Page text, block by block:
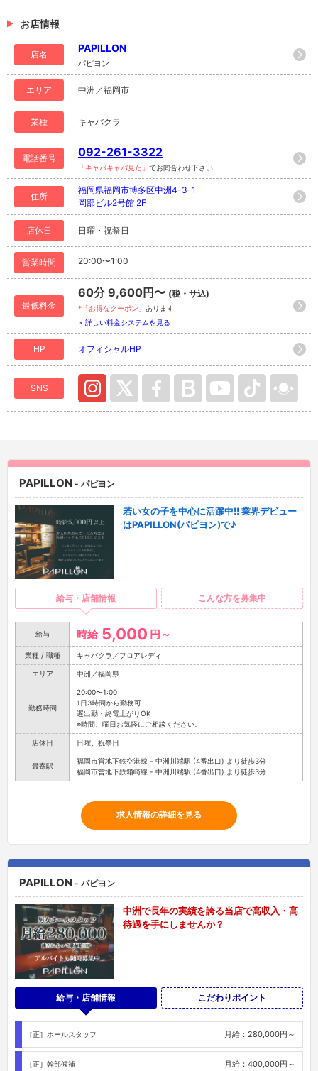
お店情報
店名
PAPILLON
パピヨン
エリア 中洲／福岡市
業種 キャバクラ
電話番号 092-261-3322
「キャバキャバ見た」 でお問合わせ下さい
住所
福岡県福岡市博多区中洲4-3-1
岡部ビル2号館 2F
店休日 日曜・祝祭日
営業時間 20:00〜1:00
最低料金
60分 9,600円〜 (税・サ込)
*「お得なクーポン」 あります
> 詳しい料金システムを見る
HP オフィシャルHP
SNS
PAPILLON - パピヨン
若い女の子を中心に活躍中!! 業界デビュー
はPAPILLON(パピヨン)で♪
給与・店舗情報 こんな方を募集中
給与 時給 5,000 円～
業種 / 職種 キャバクラ／フロアレディ
エリア 中洲／福岡県
勤務時間
20:00〜1:00
1日3時間から勤務可
遅出勤・終電上がりOK
※時間、曜日お気軽にご相談ください。
店休日 日曜、祝祭日
最寄駅
福岡市営地下鉄空港線 - 中洲川端駅 (4番出口) より徒歩3分
福岡市営地下鉄箱崎線 - 中洲川端駅 (4番出口) より徒歩3分
求人情報の詳細を見る
PAPILLON - パピヨン
中洲で長年の実績を誇る当店で高収入・高
待遇を手にしませんか？
給与・店舗情報 こだわりポイント
［正］ホールスタッフ 月給：280,000円～
［正］幹部候補 月給：400,000円～